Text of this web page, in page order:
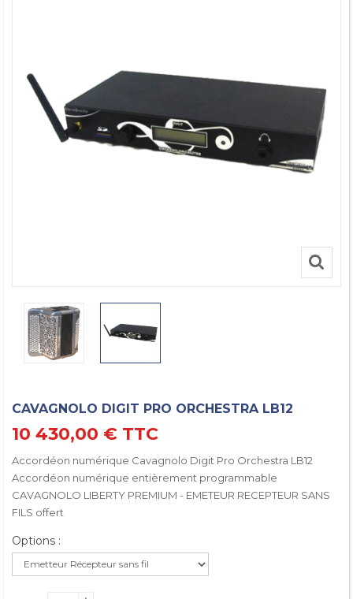
CAVAGNOLO DIGIT PRO ORCHESTRA LB12
10 430,00 € TTC
Accordéon numérique Cavagnolo Digit Pro Orchestra LB12
Accordéon numérique entièrement programmable
CAVAGNOLO LIBERTY PREMIUM - EMETEUR RECEPTEUR SANS
FILS offert
Options :